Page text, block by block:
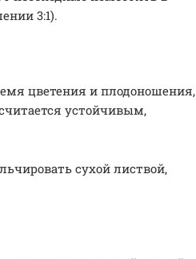
3:1).
цветения и плодоношения,
устойчивым,
сухой листвой,